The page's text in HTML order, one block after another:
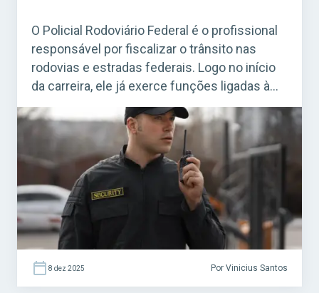
O Policial Rodoviário Federal é o profissional
responsável por fiscalizar o trânsito nas
rodovias e estradas federais. Logo no início
da carreira, ele já exerce funções ligadas à
segurança pública, com foco na prevenção e
combate ao crime, além de garantir a fluidez
do tráfego nas BRs. Acesse agora o Curso
Grátis INSS 2026! O […]
8 dez 2025 Por Vinicius Santos